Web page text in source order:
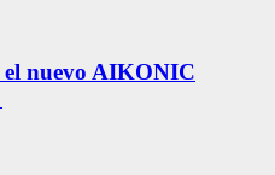
nuevo AIKONIC